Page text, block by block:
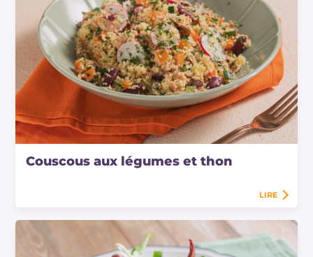
Couscous aux légumes et thon
LIRE